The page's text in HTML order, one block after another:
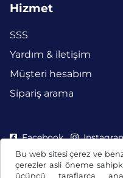
Bu web sitesi çerez ve
çerezler asli öneme
üçüncü taraflarca
Hizmet
SSS
Yardım & iletişim
Müşteri hesabım
Sipariş arama
Facebook